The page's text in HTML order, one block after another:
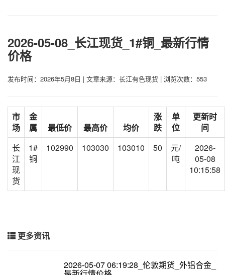
2026-05-08_长江现货_1#铜_最新行情
价格
发布时间：2026年5月8日 | 文章来源：长江有色现货 | 浏览次数：553
市
场
金
属
最低价 最高价 均价
涨
跌
单
位
更新时
间
长
江
现
货
1#
铜
102990 103030 103010 50
元/
吨
2026-
05-08
10:15:58
更多资讯
2026-05-07 06:19:28_伦敦期货_外铝合金_